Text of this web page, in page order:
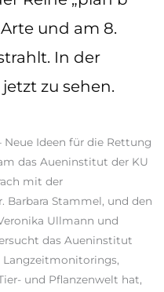
und am 8.
In der
zu sehen.
Neue Ideen für die Rettung
das Aueninstitut der KU
mit der
Barbara Stammel, und den
Ullmann und
das Aueninstitut
und Pflanzenwelt hat,